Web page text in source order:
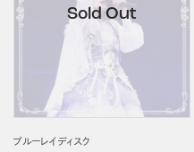
ブルーレイディスク